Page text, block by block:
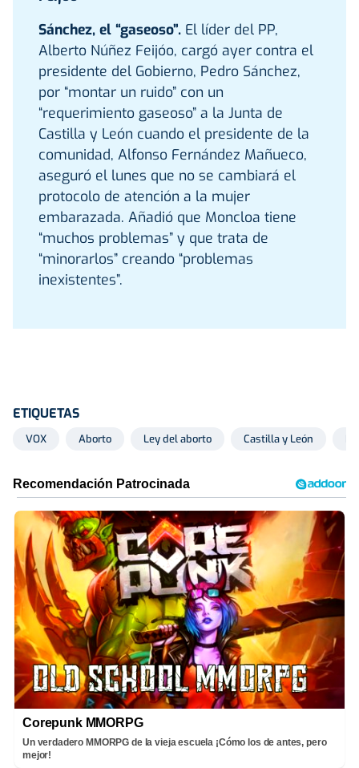
Sánchez, el “gaseoso”. El líder del PP,
Alberto Núñez Feijóo, cargó ayer contra el
presidente del Gobierno, Pedro Sánchez,
por “montar un ruido” con un
“requerimiento gaseoso” a la Junta de
Castilla y León cuando el presidente de la
comunidad, Alfonso Fernández Mañueco,
aseguró el lunes que no se cambiará el
protocolo de atención a la mujer
embarazada. Añadió que Moncloa tiene
“muchos problemas” y que trata de
“minorarlos” creando “problemas
inexistentes”.
ETIQUETAS
VOX Aborto Ley del aborto Castilla y León
Corepunk MMORPG
Un verdadero MMORPG de la vieja escuela ¡Cómo los de antes, pero
mejor!